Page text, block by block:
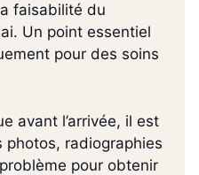
faisabilité du
Un point essentiel
pour des soins
avant l’arrivée, il est
photos, radiographies
pour obtenir